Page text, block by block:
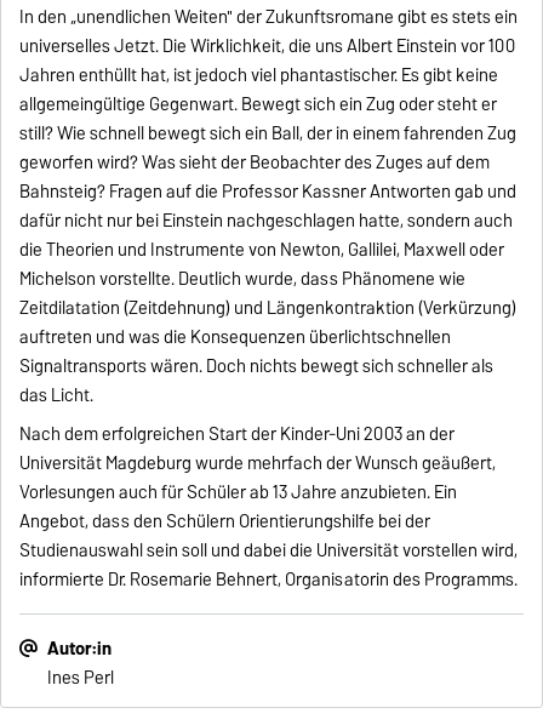
In den „unendlichen Weiten" der Zukunftsromane gibt es stets ein
universelles Jetzt. Die Wirklichkeit, die uns Albert Einstein vor 100
Jahren enthüllt hat, ist jedoch viel phantastischer. Es gibt keine
allgemeingültige Gegenwart. Bewegt sich ein Zug oder steht er
still? Wie schnell bewegt sich ein Ball, der in einem fahrenden Zug
geworfen wird? Was sieht der Beobachter des Zuges auf dem
Bahnsteig? Fragen auf die Professor Kassner Antworten gab und
dafür nicht nur bei Einstein nachgeschlagen hatte, sondern auch
die Theorien und Instrumente von Newton, Gallilei, Maxwell oder
Michelson vorstellte. Deutlich wurde, dass Phänomene wie
Zeitdilatation (Zeitdehnung) und Längenkontraktion (Verkürzung)
auftreten und was die Konsequenzen überlichtschnellen
Signaltransports wären. Doch nichts bewegt sich schneller als
das Licht.
Nach dem erfolgreichen Start der Kinder-Uni 2003 an der
Universität Magdeburg wurde mehrfach der Wunsch geäußert,
Vorlesungen auch für Schüler ab 13 Jahre anzubieten. Ein
Angebot, dass den Schülern Orientierungshilfe bei der
Studienauswahl sein soll und dabei die Universität vorstellen wird,
informierte Dr. Rosemarie Behnert, Organisatorin des Programms.
Autor:in
Ines Perl